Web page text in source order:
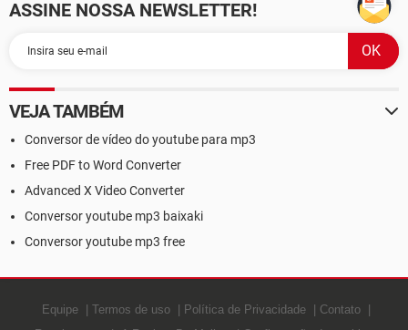
ASSINE NOSSA NEWSLETTER!
VEJA TAMBÉM
Conversor de vídeo do youtube para mp3
Free PDF to Word Converter
Advanced X Video Converter
Conversor youtube mp3 baixaki
Conversor youtube mp3 free
Equipe Termos de uso Política de Privacidade
Contato